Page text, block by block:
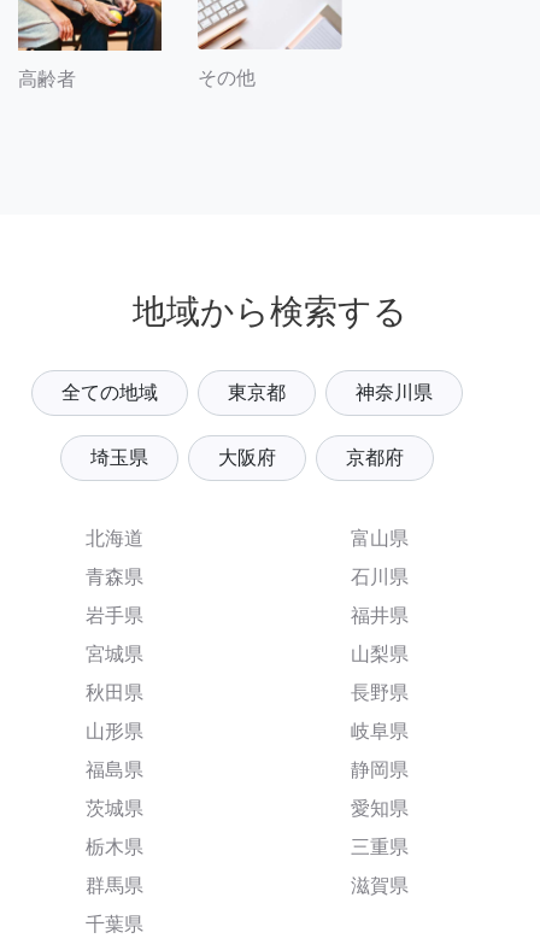
高齢者 その他
地域から検索する
全ての地域 東京都 神奈川県
埼玉県 大阪府 京都府
北海道
青森県
岩手県
宮城県
秋田県
山形県
福島県
茨城県
栃木県
群馬県
千葉県
富山県
石川県
福井県
山梨県
長野県
岐阜県
静岡県
愛知県
三重県
滋賀県